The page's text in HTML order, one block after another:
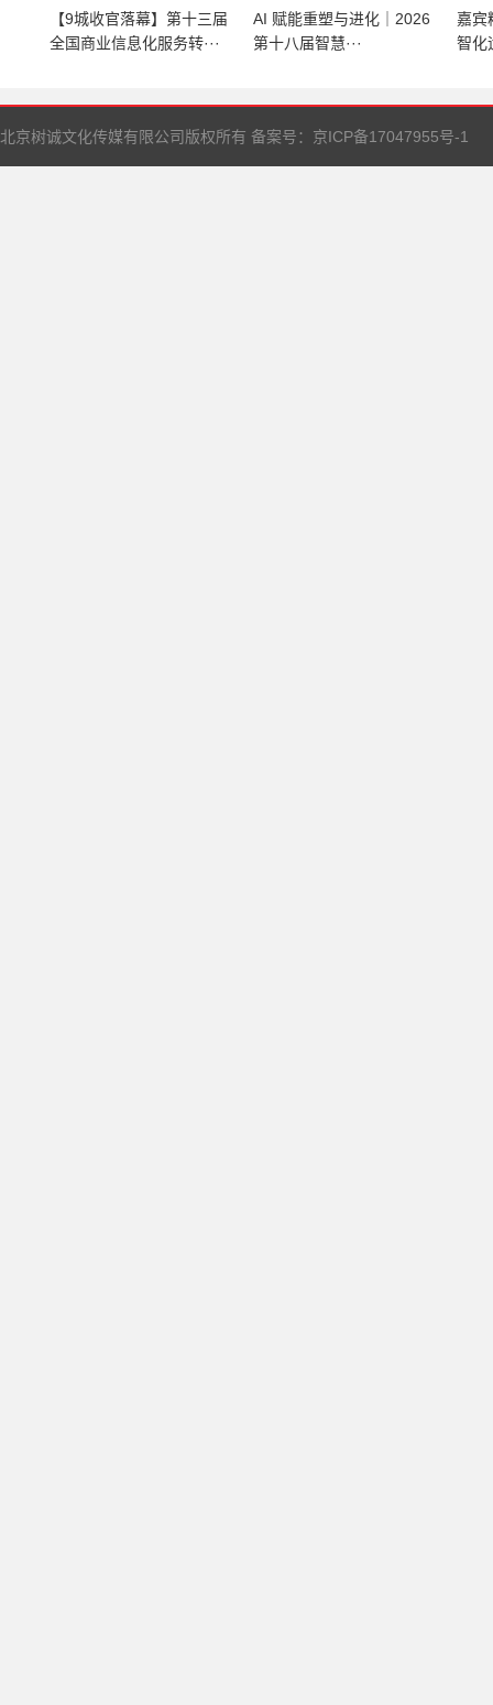
【9城收官落幕】第十三届
全国商业信息化服务转···
AI 赋能重塑与进化｜2026
第十八届智慧···
嘉宾
智化
北京树诚文化传媒有限公司版权所有 备案号： 京ICP备17047955号-1